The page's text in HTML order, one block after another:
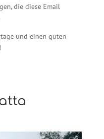
die diese Email
und einen guten